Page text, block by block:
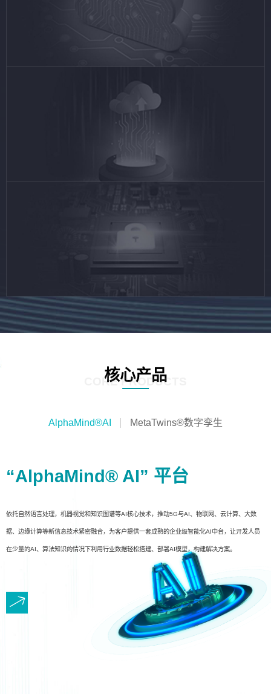
核心产品
CORE PRODUCTS
AlphaMind®AI MetaTwins®数字孪生
“AlphaMind® AI” 平台
依托自然语言处理，机器视觉和知识图谱等AI核心技术，推动5G与AI、物联网、云计算、大数
据、边缘计算等新信息技术紧密融合，为客户提供一套成熟的企业级智能化AI中台，让开发人员
在少量的AI、算法知识的情况下利用行业数据轻松搭建、部署AI模型，构建解决方案。